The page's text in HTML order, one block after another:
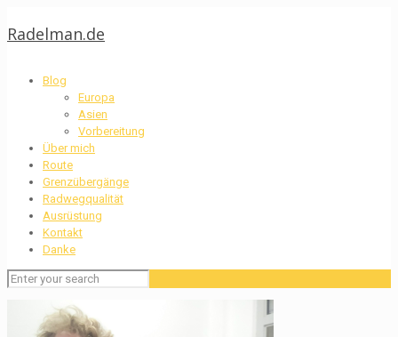
Radelman.de
Blog
Europa
Asien
Vorbereitung
Über mich
Route
Grenzübergänge
Radwegqualität
Ausrüstung
Kontakt
Danke